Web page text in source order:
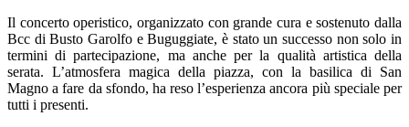
Il concerto operistico, organizzato con grande cura e sostenuto dalla
Bcc di Busto Garolfo e Buguggiate, è stato un successo non solo in
termini di partecipazione, ma anche per la qualità artistica della
serata. L’atmosfera magica della piazza, con la basilica di San
Magno a fare da sfondo, ha reso l’esperienza ancora più speciale per
tutti i presenti.